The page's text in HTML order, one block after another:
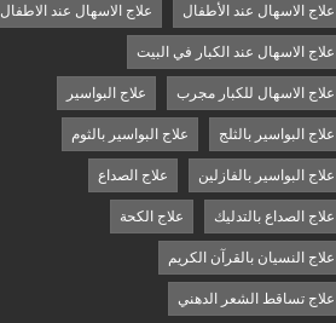
علاج الاسهال عند الأطفال علاج الاسهال عند الاطفال
علاج الاسهال عند الكبار في البيت
علاج الاسهال للكبار مجرب علاج البواسير
علاج البواسير بالثلج علاج البواسير بالثوم
علاج البواسير بالفازلين علاج الصداع
علاج الصداع بالتدليك علاج الكحة
علاج النسيان بالقرآن الكريم
علاج تساقط الشعر الدهني